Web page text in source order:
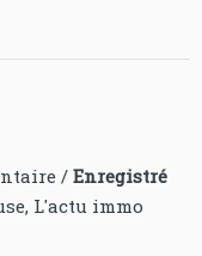
/ Enregistré
, L'actu immo